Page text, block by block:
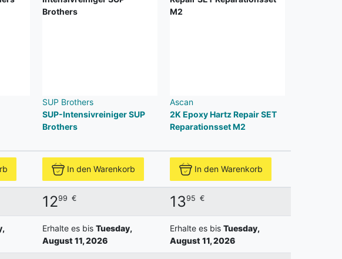
SUP Brothers
SUP-Intensivreiniger SUP
Brothers
Ascan
2K Epoxy Hartz Repair SET
Reparationsset M2
In den Warenkorb In den Warenkorb
1299 € 1395 €
Erhalte es bis Tuesday,
August 11, 2026
Erhalte es bis Tuesday,
August 11, 2026